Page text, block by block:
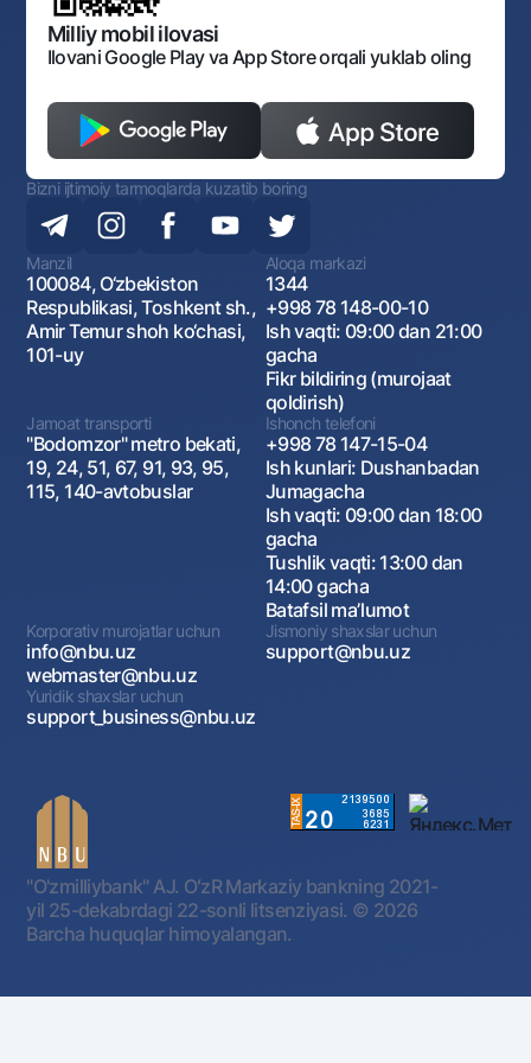
Ochiq ma'lumotlar
Monopoliyaga qarshi komplaens
Milliy mobil ilovasi
Ilovani Google Play va App Store orqali yuklab oling
Bizni ijtimoiy tarmoqlarda kuzatib boring
Manzil
100084, O‘zbekiston
Respublikasi, Toshkent sh.,
Amir Temur shoh ko‘chasi,
101-uy
Aloqa markazi
1344
+998 78 148-00-10
Ish vaqti: 09:00 dan 21:00
gacha
Fikr bildiring (murojaat
qoldirish)
Jamoat transporti
"Bodomzor" metro bekati,
19, 24, 51, 67, 91, 93, 95,
115, 140-avtobuslar
Ishonch telefoni
+998 78 147-15-04
Ish kunlari: Dushanbadan
Jumagacha
Ish vaqti: 09:00 dan 18:00
gacha
Tushlik vaqti: 13:00 dan
14:00 gacha
Batafsil maʼlumot
Korporativ murojatlar uchun
info@nbu.uz
webmaster@nbu.uz
Jismoniy shaxslar uchun
support@nbu.uz
Yuridik shaxslar uchun
support_business@nbu.uz
"O'zmilliybank" AJ. OʻzR Markaziy bankning 2021-
yil 25-dekabrdagi 22-sonli litsenziyasi. © 2026
Barcha huquqlar himoyalangan.